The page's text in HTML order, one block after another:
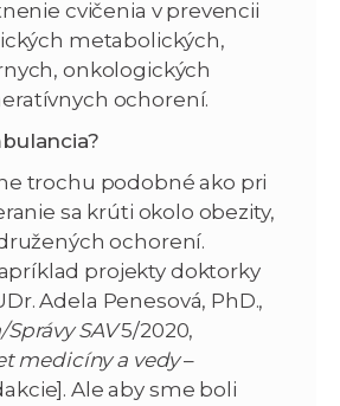
cvičenia v prevencii
metabolických,
onkologických
ochorení.
trochu podobné ako pri
sa krúti okolo obezity,
ochorení.
projekty doktorky
Adela Penesová, PhD.,
SAV5/2020,
medicíny a vedy–
Ale aby sme boli